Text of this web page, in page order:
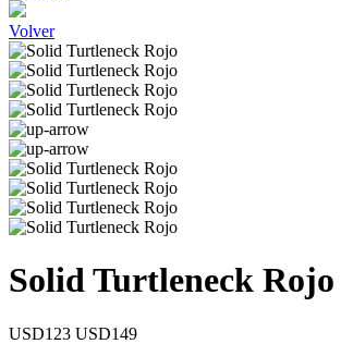
Volver
Solid Turtleneck Rojo
USD123 USD149